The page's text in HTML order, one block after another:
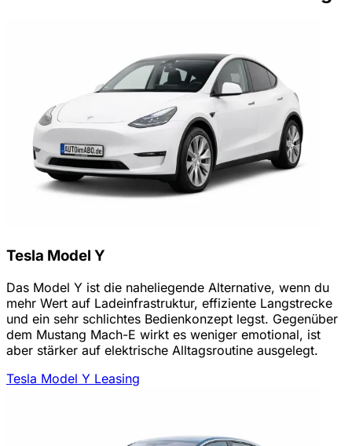
Tesla Model Y
Das Model Y ist die naheliegende Alternative, wenn du
mehr Wert auf Ladeinfrastruktur, effiziente Langstrecke
und ein sehr schlichtes Bedienkonzept legst. Gegenüber
dem Mustang Mach-E wirkt es weniger emotional, ist
aber stärker auf elektrische Alltagsroutine ausgelegt.
Tesla Model Y Leasing